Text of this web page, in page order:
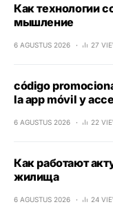
Как технологии
мышление
6 AGUSTUS 2026 27
código
la app móvil y
6 AGUSTUS 2026 22
Как работают
жилища
6 AGUSTUS 2026 24